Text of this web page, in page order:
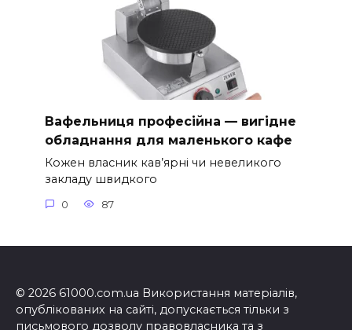
Вафельниця професійна — вигідне
обладнання для маленького кафе
Кожен власник кав’ярні чи невеликого
закладу швидкого
0 87
© 2026 61000.com.ua Використання матеріалів,
опублікованих на сайті, допускається тільки з
письмового дозволу правовласника та з